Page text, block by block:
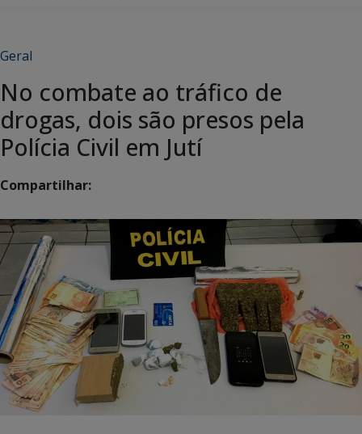
Geral
No combate ao tráfico de
drogas, dois são presos pela
Polícia Civil em Jutí
Compartilhar: